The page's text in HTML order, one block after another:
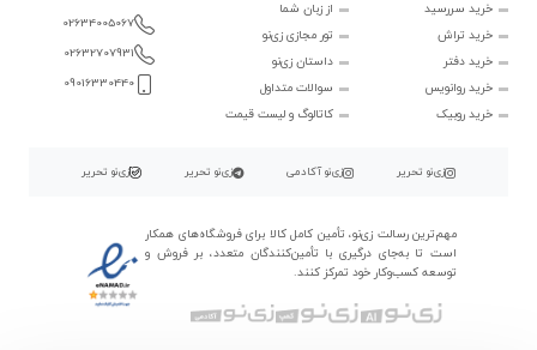
خرید سررسید
خرید تراش
خرید دفتر
خرید روانویس
خرید روبیک
از زبان شما
تور مجازی زی‌نو
داستان زی‌نو
سوالات متداول
کاتالوگ و لیست قیمت
02634005067
02632707931
09016330440
زی‌نو تحریر زی‌نو آکادمی زی‌نو تحریر زی‌نو تحریر
مهم‌ترین رسالت زی‌نو، تأمین کامل کالا برای فروشگاه‌های همکار
است تا به‌جای درگیری با تأمین‌کنندگان متعدد، بر فروش و
توسعه کسب‌وکار خود تمرکز کنند.